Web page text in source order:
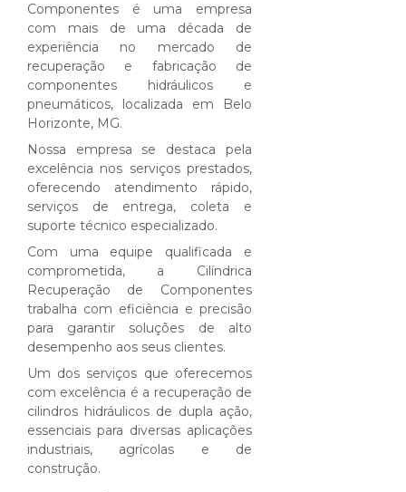
Componentes é uma empresa
com mais de uma década de
experiência no mercado de
recuperação e fabricação de
componentes hidráulicos e
pneumáticos, localizada em Belo
Horizonte, MG.
Nossa empresa se destaca pela
excelência nos serviços prestados,
oferecendo atendimento rápido,
serviços de entrega, coleta e
suporte técnico especializado.
Com uma equipe qualificada e
comprometida, a Cilíndrica
Recuperação de Componentes
trabalha com eficiência e precisão
para garantir soluções de alto
desempenho aos seus clientes.
Um dos serviços que oferecemos
com excelência é a recuperação de
cilindros hidráulicos de dupla ação,
essenciais para diversas aplicações
industriais, agrícolas e de
construção.